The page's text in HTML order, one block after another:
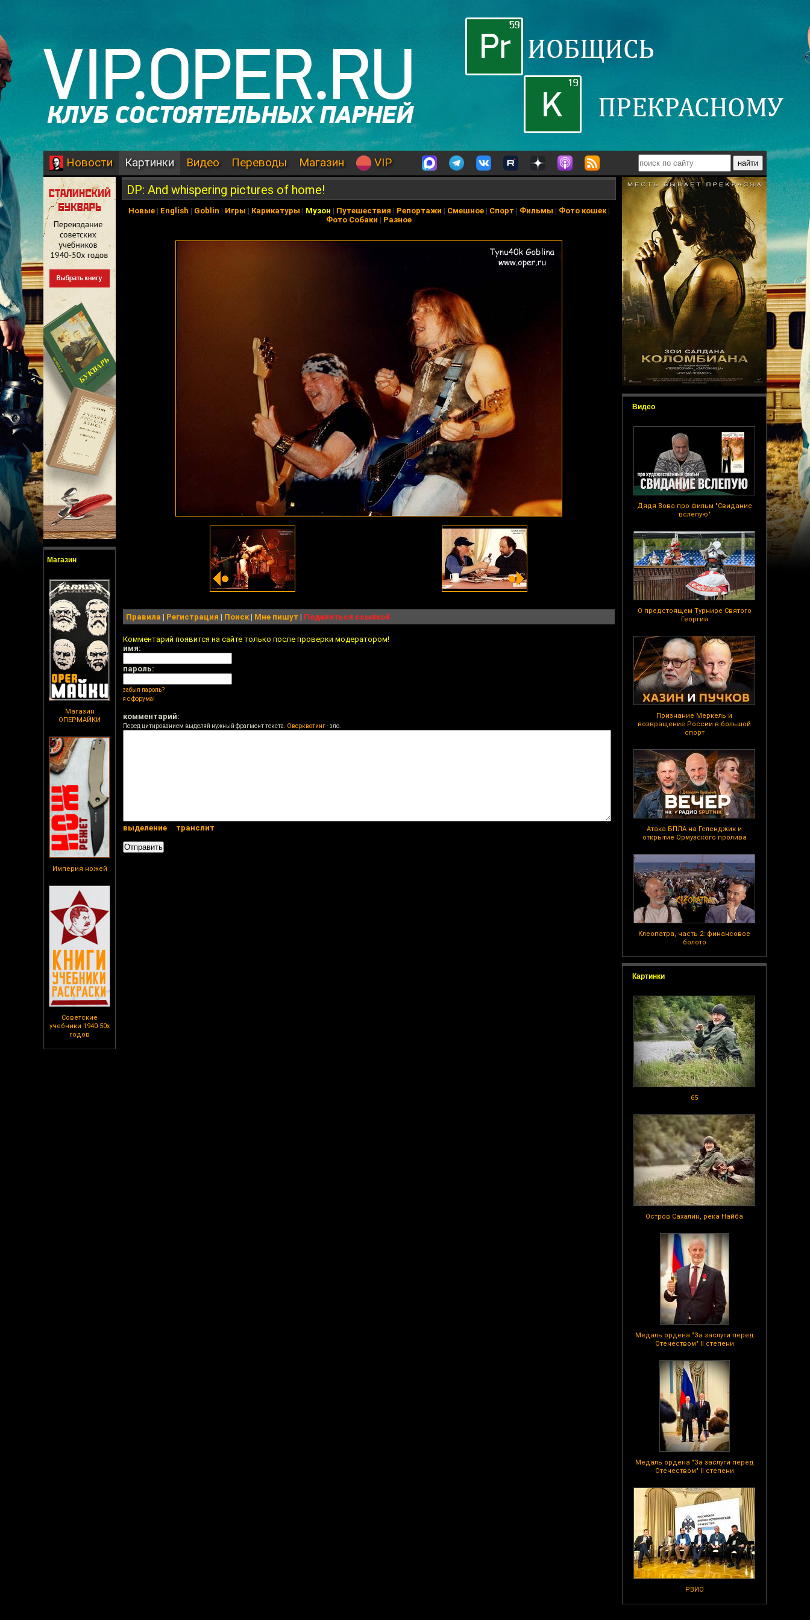
Новости Картинки Видео Переводы Магазин VIP
Магазин
Магазин
ОПЕРМАЙКИ
Империя ножей
Советские
учебники 1940-50х
годов
Видео
Дядя Вова про фильм "Свидание
вслепую"
О предстоящем Турнире Святого
Георгия
Признание Меркель и
возвращение России в большой
спорт
Атака БПЛА на Геленджик и
открытие Ормузского пролива
Клеопатра, часть 2: финансовое
болото
Картинки
65
Остров Сахалин, река Найба
Медаль ордена "За заслуги перед
Отечеством" II степени
Медаль ордена "За заслуги перед
Отечеством" II степени
РВИО
DP: And whispering pictures of home!
Новые| English | Goblin | Игры | Карикатуры | Музон | Путешествия | Репортажи | Смешное| Спорт | Фильмы | Фото кошек|
Фото Собаки | Разное
Правила | Регистрация | Поиск| Мне пишут | Поделиться ссылкой
Комментарий появится на сайте только после проверки модератором!
имя:
пароль:
забыл пароль?
я с форума!
комментарий:
Перед цитированием выделяй нужный фрагмент текста. Оверквотинг- зло.
выделение транслит